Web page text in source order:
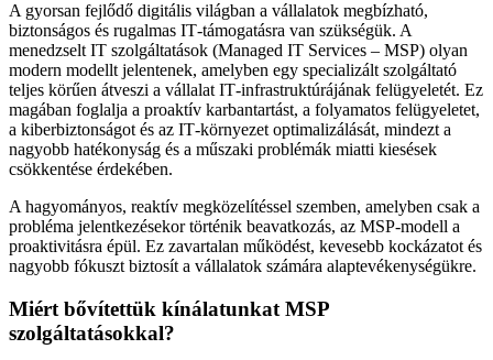
A gyorsan fejlődő digitális világban a vállalatok megbízható,
biztonságos és rugalmas IT‑támogatásra van szükségük. A
menedzselt IT szolgáltatások (Managed IT Services – MSP) olyan
modern modellt jelentenek, amelyben egy specializált szolgáltató
teljes körűen átveszi a vállalat IT‑infrastruktúrájának felügyeletét. Ez
magában foglalja a proaktív karbantartást, a folyamatos felügyeletet,
a kiberbiztonságot és az IT‑környezet optimalizálását, mindezt a
nagyobb hatékonyság és a műszaki problémák miatti kiesések
csökkentése érdekében.
A hagyományos, reaktív megközelítéssel szemben, amelyben csak a
probléma jelentkezésekor történik beavatkozás, az MSP‑modell a
proaktivitásra épül. Ez zavartalan működést, kevesebb kockázatot és
nagyobb fókuszt biztosít a vállalatok számára alaptevékenységükre.
Miért bővítettük kínálatunkat MSP
szolgáltatásokkal?